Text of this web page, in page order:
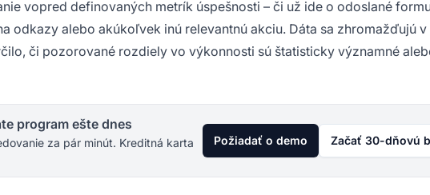
vopred definovaných metrík úspešnosti – či už ide o odoslané
odkazy alebo akúkoľvek inú relevantnú akciu. Dáta sa zhromažďujú v
či pozorované rozdiely vo výkonnosti sú štatisticky významné
program ešte dnes
za pár minút. Kreditná karta
Požiadať o demo Začať 30-dňovú